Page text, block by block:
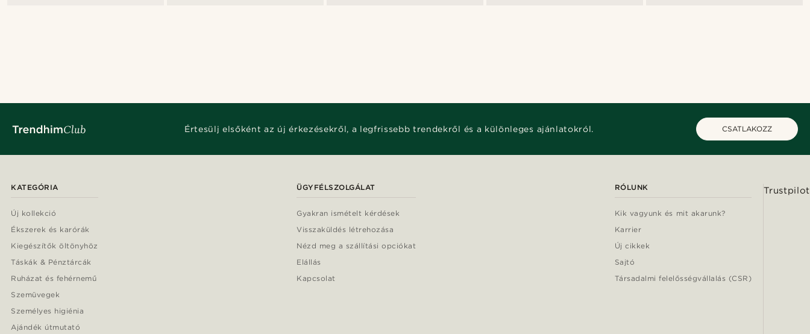
Értesülj elsőként az új érkezésekről, a legfrissebb trendekről és a különleges ajánlatokról. CSATLAKOZZ
KATEGÓRIA
Új kollekció
Ékszerek és karórák
Kiegészítők öltönyhöz
Táskák & Pénztárcák
Ruházat és fehérnemű
Szemüvegek
Személyes higiénia
Ajándék útmutató
ÜGYFÉLSZOLGÁLAT
Gyakran ismételt kérdések
Visszaküldés létrehozása
Nézd meg a szállítási opciókat
Elállás
Kapcsolat
RÓLUNK
Kik vagyunk és mit akarunk?
Karrier
Új cikkek
Sajtó
Társadalmi felelősségvállalás (CSR)
Trustpilot